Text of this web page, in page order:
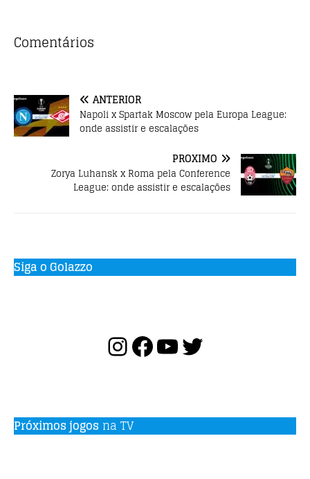
b
o
k
r
p
Comentários
ANTERIOR
Napoli x Spartak Moscow pela Europa League:
onde assistir e escalações
PRÓXIMO
Zorya Luhansk x Roma pela Conference
League: onde assistir e escalações
Siga o Golazzo
Próximos jogos na TV